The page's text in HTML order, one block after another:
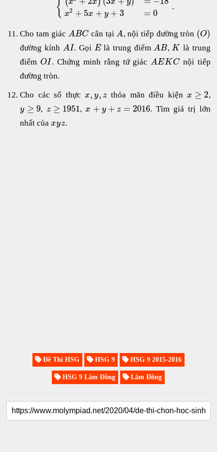
{ x2 + 5x + y + 3
= 0
.
Cho tam giác ABC cân tạiA, nội tiếp đường tròn (O)
đường kính AI. Gọi Elà trung điểmAB,K là trung
điểm OI. Chứng minh rằng tứ giácAEK Cnội tiếp
đường tròn.
Cho các số thựcx, y, zthỏa mãn điều kiệnx ≥ 2,
y ≥ 9, z ≥ 1951,x + y + z = 2016. Tìm giá trị lớn
nhất củaxyz.
Đề Thi HSG HSG 9 HSG 9 2015-2016
HSG 9 Lâm Đồng Lâm Đồng